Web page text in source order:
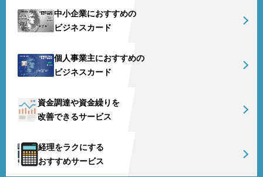
中小企業におすすめの
ビジネスカード
個人事業主におすすめの
ビジネスカード
資金調達や資金繰りを
改善できるサービス
経理をラクにする
おすすめサービス